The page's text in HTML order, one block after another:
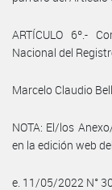
ARTÍCULO 6º.-
Nacional del
Marcelo Claudio
NOTA: El/los
en la edición web
e. 11/05/2022 N°